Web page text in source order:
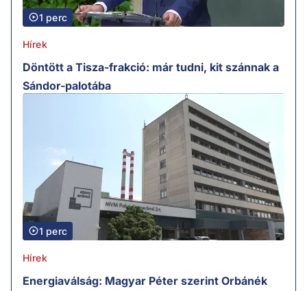
1 perc
Hírek
Döntött a Tisza-frakció: már tudni, kit szánnak a
Sándor-palotába
1 perc
Hírek
Energiaválság: Magyar Péter szerint Orbánék